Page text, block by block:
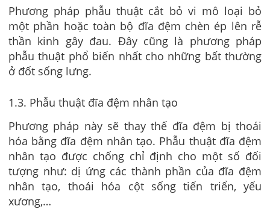
Phương pháp phẫu thuật cắt bỏ vi mô loại bỏ
một phần hoặc toàn bộ đĩa đệm chèn ép lên rễ
thần kinh gây đau. Đây cũng là phương pháp
phẫu thuật phổ biến nhất cho những bất thường
ở đốt sống lưng.
1.3. Phẫu thuật đĩa đệm nhân tạo
Phương pháp này sẽ thay thế đĩa đệm bị thoái
hóa bằng đĩa đệm nhân tạo. Phẫu thuật đĩa đệm
nhân tạo được chống chỉ định cho một số đối
tượng như: dị ứng các thành phần của đĩa đệm
nhân tạo, thoái hóa cột sống tiến triển, yếu
xương,…